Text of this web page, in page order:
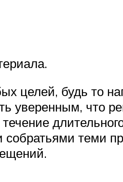
целей, будь то
уверенным, что
собратьями теми